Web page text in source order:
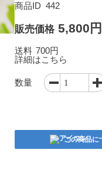
商品ID 442
販売価格 5,800円
送料 700円
詳細はこちら
数量
この商品に